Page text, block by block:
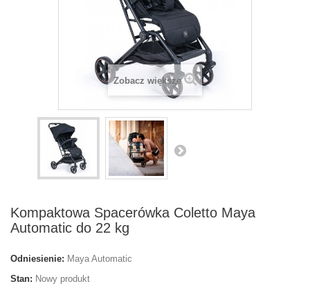
Zobacz większe
Kompaktowa Spacerówka Coletto Maya
Automatic do 22 kg
Odniesienie: Maya Automatic
Stan: Nowy produkt